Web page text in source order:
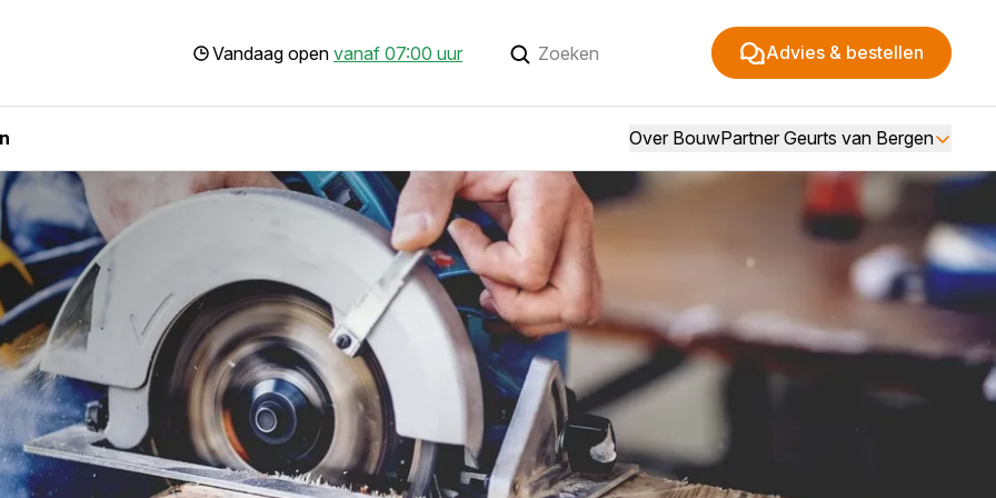
Vandaag open vanaf 07:00 uur Advies & bestellen
Over BouwPartner Geurts van Bergen